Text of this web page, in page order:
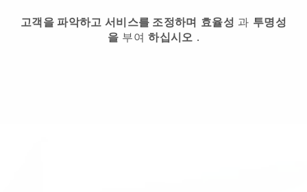
고객을 파악하고 서비스를 조정하며 효율성 과 투명성
을 부여하십시오 .